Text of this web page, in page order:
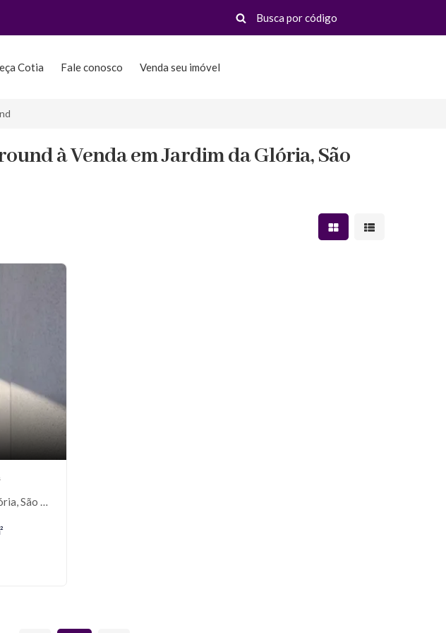
Cotia Fale conosco Venda seu imóvel
à Venda em Jardim da Glória, São
Mostrar resultados em
Mostrar
SP